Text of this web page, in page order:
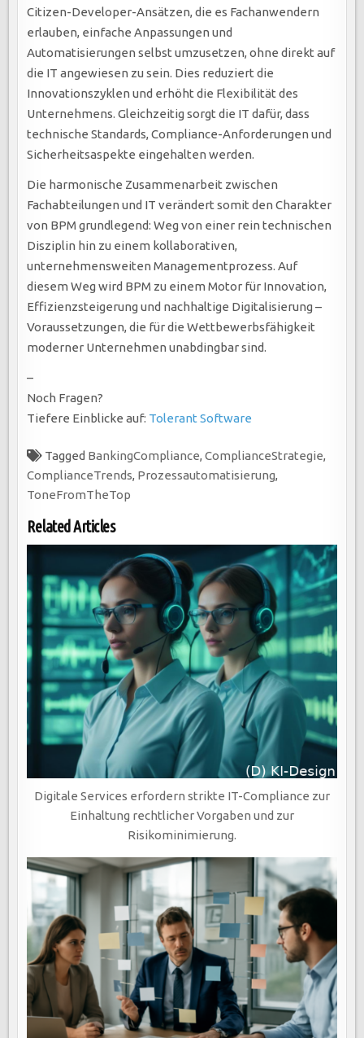
Citizen-Developer-Ansätzen, die es Fachanwendern
erlauben, einfache Anpassungen und
Automatisierungen selbst umzusetzen, ohne direkt auf
die IT angewiesen zu sein. Dies reduziert die
Innovationszyklen und erhöht die Flexibilität des
Unternehmens. Gleichzeitig sorgt die IT dafür, dass
technische Standards, Compliance-Anforderungen und
Sicherheitsaspekte eingehalten werden.
Die harmonische Zusammenarbeit zwischen
Fachabteilungen und IT verändert somit den Charakter
von BPM grundlegend: Weg von einer rein technischen
Disziplin hin zu einem kollaborativen,
unternehmensweiten Managementprozess. Auf
diesem Weg wird BPM zu einem Motor für Innovation,
Effizienzsteigerung und nachhaltige Digitalisierung –
Voraussetzungen, die für die Wettbewerbsfähigkeit
moderner Unternehmen unabdingbar sind.
–
Noch Fragen?
Tiefere Einblicke auf: Tolerant Software
Tagged BankingCompliance,ComplianceStrategie,
ComplianceTrends, Prozessautomatisierung,
ToneFromTheTop
Related Articles
Digitale Services erfordern strikte IT-Compliance zur
Einhaltung rechtlicher Vorgaben und zur
Risikominimierung.